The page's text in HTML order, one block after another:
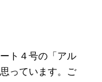
ト４号の「アル
っています。ご